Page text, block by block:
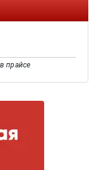
прайсе